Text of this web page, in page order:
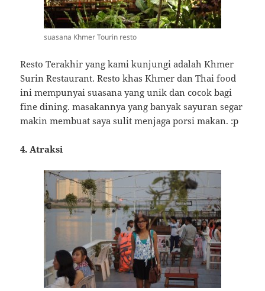
suasana Khmer Tourin resto
Resto Terakhir yang kami kunjungi adalah Khmer
Surin Restaurant. Resto khas Khmer dan Thai food
ini mempunyai suasana yang unik dan cocok bagi
fine dining. masakannya yang banyak sayuran segar
makin membuat saya sulit menjaga porsi makan. :p
4. Atraksi